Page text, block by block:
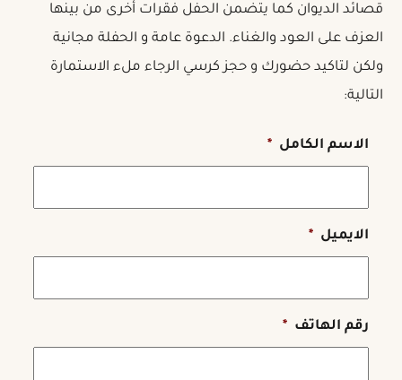
قصائد الديوان كما يتضمن الحفل فقرات أخرى من بينها
العزف على العود والغناء. الدعوة عامة و الحفلة مجانية
ولكن لتاكيد حضورك و حجز كرسي الرجاء ملء الاستمارة
التالية:
الاسم الكامل *
الايميل *
رقم الهاتف *